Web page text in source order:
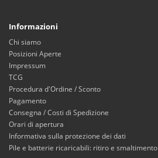
Informazioni
Chi siamo
Posizioni Aperte
Impressum
TCG
Procedura d'Ordine / Sconto
Pagamento
Consegna / Costi di Spedizione
Orari di apertura
Informativa sulla protezione dei dati
Pile e batterie ricaricabili: ritiro e smaltimento